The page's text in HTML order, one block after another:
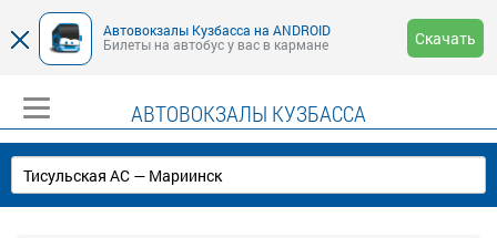
Автовокзалы Кузбасса на ANDROID
Билеты на автобус у вас в кармане
Скачать
АВТОВОКЗАЛЫ КУЗБАССА